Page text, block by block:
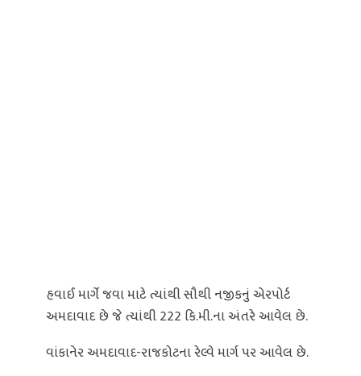
હવાઈ માર્ગે જવા માટે ત્યાંથી સૌથી નજીકનું એરપોર્ટ
અમદાવાદ છે જે ત્યાંથી 222 કિ.મી.ના અંતરે આવેલ છે.
વાંકાનેર અમદાવાદ-રાજકોટના રેલ્વે માર્ગ પર આવેલ છે.